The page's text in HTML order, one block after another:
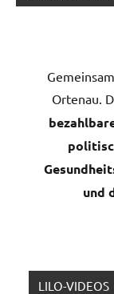
Ortenau.
und
LILO-VIDEOS